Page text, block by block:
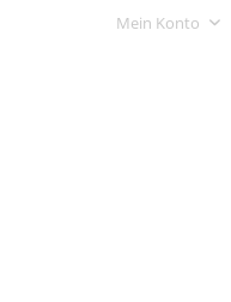
Mein Konto